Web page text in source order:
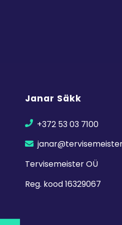
Janar Säkk
+372 53 03 7100
Tervisemeister OÜ
Reg. kood 16329067